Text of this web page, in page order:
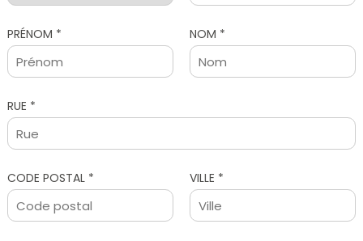
PRÉNOM * NOM *
RUE *
CODE POSTAL * VILLE *